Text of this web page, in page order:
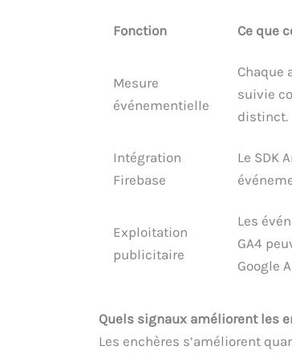
Fonction Ce que
Mesure
événementielle
Chaque
suivie
distinct.
Intégration
Firebase
Le SDK
Exploitation
publicitaire
Les
GA4
Google
Quels signaux améliorent les
Les enchères s’améliorent